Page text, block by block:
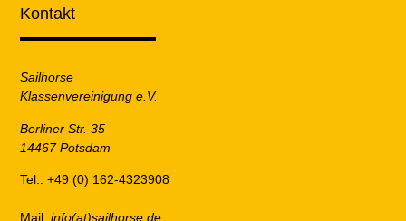
Kontakt
Sailhorse
Klassenvereinigung e.V.
Berliner Str. 35
14467 Potsdam
Tel.: +49 (0) 162-4323908
Mail:info(at)sailhorse.de